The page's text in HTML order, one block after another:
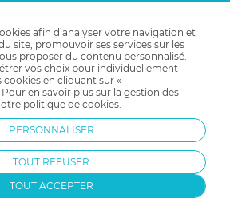
avant tout le monde
offres et nouveautés !
nous !
05 31 53 03 78
afin d’analyser votre navigation et
site, promouvoir ses services sur les
proposer du contenu personnalisé.
vos choix pour individuellement
en cliquant sur «
Pour en savoir plus sur la gestion des
politique de cookies.
PERSONNALISER
TOUT REFUSER
TOUT ACCEPTER